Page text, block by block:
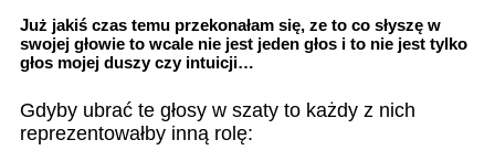
Już jakiś czas temu przekonałam się, ze to co słyszę w
swojej głowie to wcale nie jest jeden głos i to nie jest tylko
głos mojej duszy czy intuicji…
Gdyby ubrać te głosy w szaty to każdy z nich
reprezentowałby inną rolę: